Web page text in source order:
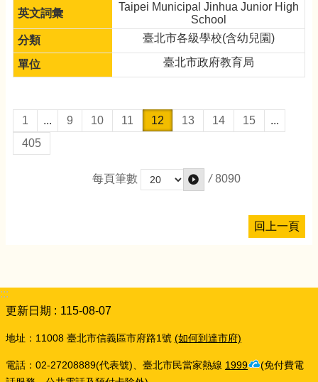
Taipei Municipal Jinhua Junior High
School
臺北市各級學校(含幼兒園)
臺北市政府教育局
1 ... 9 10 11 12 13 14 15
...
405
每頁筆數 / 8090
回上一頁
:::
更新日期
115-08-07
地址：11008 臺北市信義區市府路1號 (如何到達市府)
電話：02-27208889(代表號)、臺北市民當家熱線 1999
(免付費電